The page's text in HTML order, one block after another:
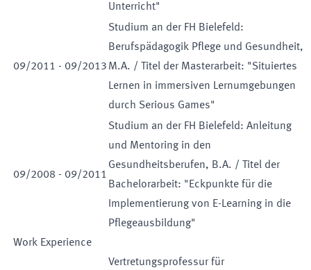
Unterricht"
09/2011 - 09/2013
Studium an der FH Bielefeld:
Berufspädagogik Pflege und Gesundheit,
M.A. / Titel der Masterarbeit: "Situiertes
Lernen in immersiven Lernumgebungen
durch Serious Games"
09/2008 - 09/2011
Studium an der FH Bielefeld: Anleitung
und Mentoring in den
Gesundheitsberufen, B.A. / Titel der
Bachelorarbeit: "Eckpunkte für die
Implementierung von E-Learning in die
Pflegeausbildung"
Work Experience
Vertretungsprofessur für